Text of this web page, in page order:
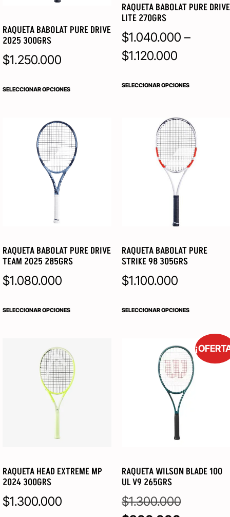
RAQUETA BABOLAT PURE DRIVE
2025 300GRS
$1.250.000
SELECCIONAR OPCIONES
RAQUETA BABOLAT PURE DRIVE
LITE 270GRS
$1.040.000 –
$1.120.000
SELECCIONAR OPCIONES
RAQUETA BABOLAT PURE DRIVE
TEAM 2025 285GRS
$1.080.000
SELECCIONAR OPCIONES
RAQUETA BABOLAT PURE
STRIKE 98 305GRS
$1.100.000
SELECCIONAR OPCIONES
RAQUETA HEAD EXTREME MP
2024 300GRS
$1.300.000
RAQUETA WILSON BLADE 100
UL V9 265GRS
$1.300.000